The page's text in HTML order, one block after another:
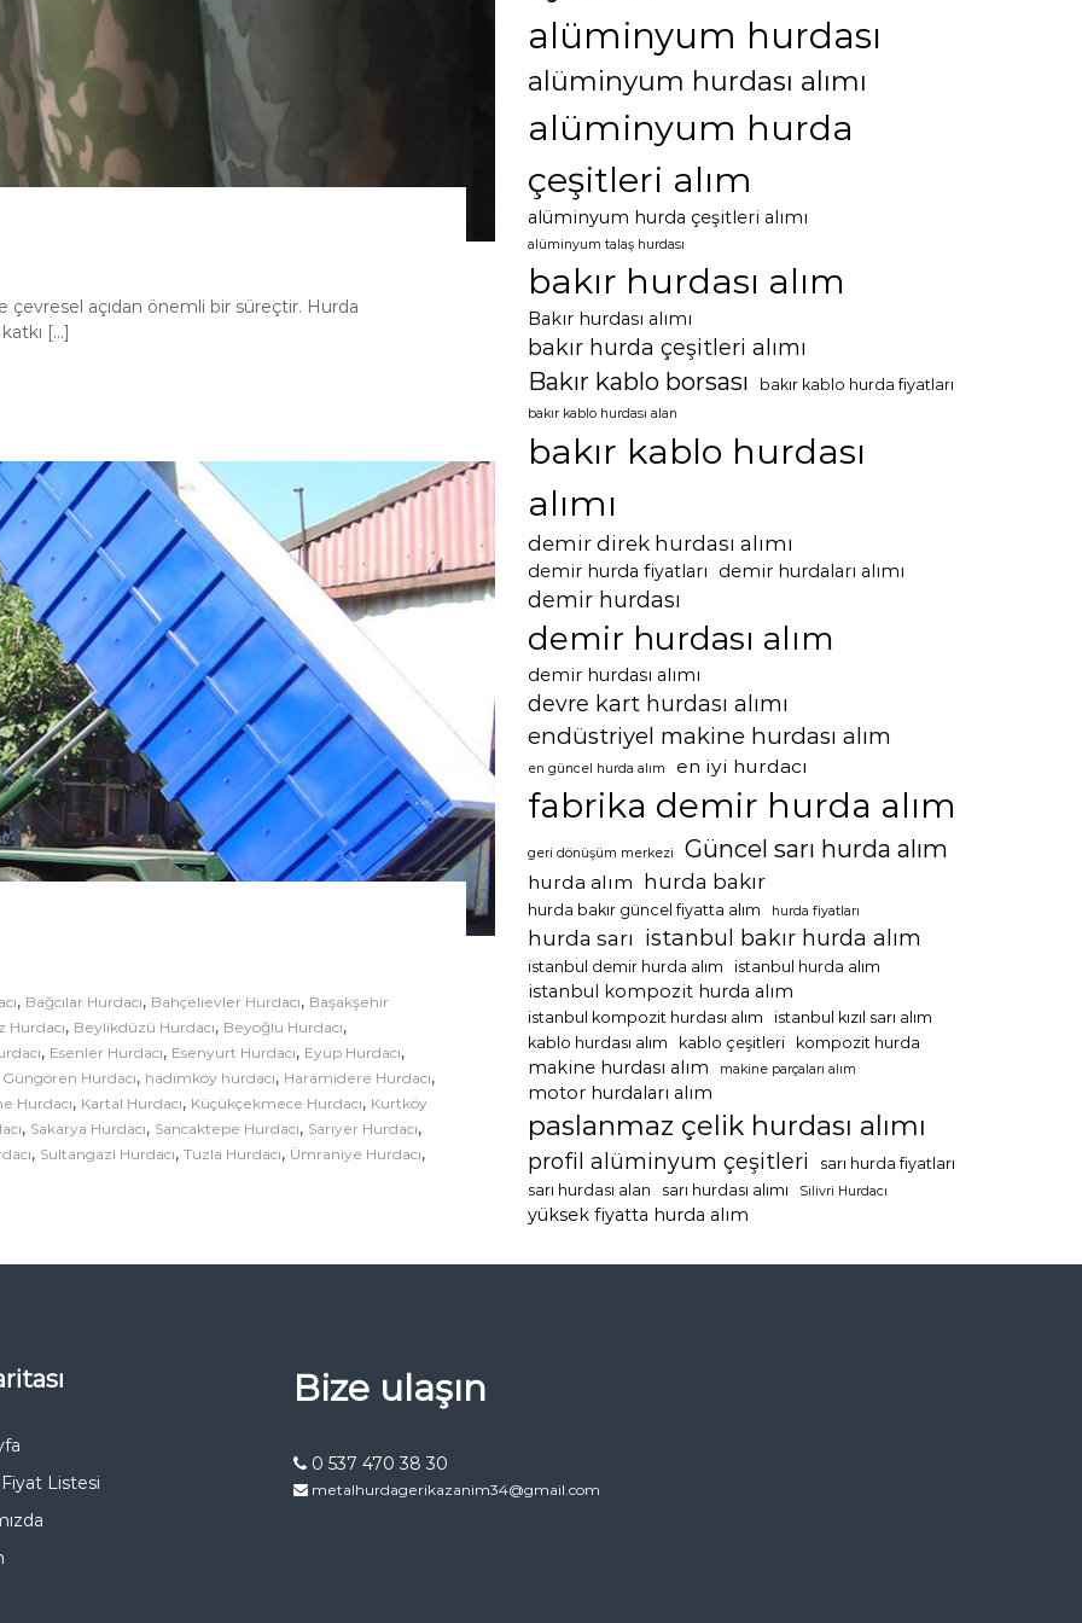
çevresel açıdan önemli bir süreçtir. Hurda
[…]
, Bağcılar Hurdacı, Bahçelievler Hurdacı, Başakşehir
Hurdacı, Beylikdüzü Hurdacı, Beyoğlu Hurdacı,
, Esenler Hurdacı, Esenyurt Hurdacı, Eyüp Hurdacı,
Güngören Hurdacı, hadımköy hurdacı, Haramidere Hurdacı,
Hurdacı, Kartal Hurdacı, Küçükçekmece Hurdacı, Kurtköy
, Sakarya Hurdacı, Sancaktepe Hurdacı, Sarıyer Hurdacı,
, Sultangazi Hurdacı, Tuzla Hurdacı, Ümraniye Hurdacı,
alüminyum hurdası
alüminyum hurdası alımı
alüminyum hurda
çeşitleri alım
alüminyum hurda çeşitleri alımı
alüminyum talaş hurdası
bakır hurdası alım
Bakır hurdası alımı
bakır hurda çeşitleri alımı
Bakır kablo borsası bakır kablo hurda fiyatları
bakır kablo hurdası alan
bakır kablo hurdası
alımı
demir direk hurdası alımı
demir hurda fiyatları demir hurdaları alımı
demir hurdası
demir hurdası alım
demir hurdası alımı
devre kart hurdası alımı
endüstriyel makine hurdası alım
en güncel hurda alım en iyi hurdacı
fabrika demir hurda alım
geri dönüşüm merkezi Güncel sarı hurda alım
hurda alım hurda bakır
hurda bakır güncel fiyatta alım hurda fiyatları
hurda sarı istanbul bakır hurda alım
istanbul demir hurda alım istanbul hurda alım
istanbul kompozit hurda alım
istanbul kompozit hurdası alım
istanbul kızıl sarı alım
kablo hurdası alım
kablo çeşitleri kompozit hurda
makine hurdası alım makine parçaları alım
motor hurdaları alım
paslanmaz çelik hurdası alımı
profil alüminyum çeşitleri
sarı hurda fiyatları
sarı hurdası alan
sarı hurdası alımı Silivri Hurdacı
yüksek fiyatta hurda alım
Listesi
Bize ulaşın
0 537 470 38 30
metalhurdagerikazanim34@gmail.com